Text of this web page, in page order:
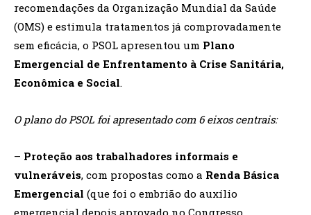
recomendações da Organização Mundial da Saúde
(OMS) e estimula tratamentos já comprovadamente
sem eficácia, o PSOL apresentou um Plano
Emergencial de Enfrentamento à Crise Sanitária,
Econômica e Social.
O plano do PSOL foi apresentado com 6 eixos centrais:
– Proteção aos trabalhadores informais e
vulneráveis, com propostas como a Renda Básica
Emergencial (que foi o embrião do auxílio